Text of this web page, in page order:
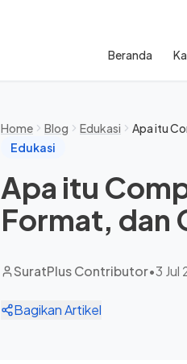
Beranda
Home Blog Edukasi
Apa itu
Edukasi
Apa itu
Format, dan
SuratPlus Contributor•3 Jul
Bagikan Artikel